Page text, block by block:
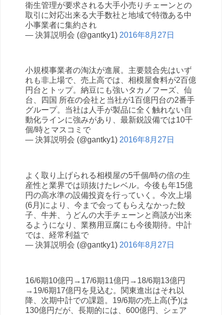
衛生管理が要求される大手小売りチェーンとの
取引に対応出来る大手数社と地域で特徴ある中
小事業者に集約され
— 決算説明会 (@gantky1) 2016年8月27日
小規模事業者の淘汰が進展。主要競合先はいず
れも非上場で、売上高では、相模屋食料が2百億
円台とトップ。納豆にも強いタカノフーズ、仙
台、四国 所在の会社と当社が1百億円台の2番手
グループ。当社は人手が製品に全く触れない自
動化ラインに強みがあり、最新鋭設備では10千
個/時とマスコミで
— 決算説明会 (@gantky1) 2016年8月27日
よく取り上げられる相模屋の5千個/時の倍の生
産性と業界では頭抜けたレベル。今後も年15億
円の高水準の設備投資を行っていく。今次上場
(6月)により、今まで会ってもらえなかった餃
子、牛丼、うどんの大手チェーンと商談が出来
るようになり、業務用豆腐にも今後期待。中計
では、経常利益で
— 決算説明会 (@gantky1) 2016年8月27日
16/6期10億円→17/6期11億円→18/6期13億円
→19/6期17億円を見込む。関東進出はそれ以
降、次期中計での課題。19/6期の売上高(予)は
130億円だが、長期的には、600億円、シェア